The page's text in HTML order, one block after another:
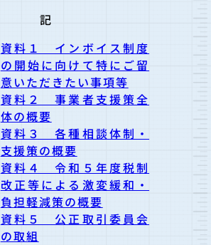
記
資料１ インボイス制度
の開始に向けて特にご留
意いただきたい事項等
資料２ 事業者支援策全
体の概要
資料３ 各種相談体制・
支援策の概要
資料４ 令和５年度税制
改正等による激変緩和・
負担軽減策の概要
資料５ 公正取引委員会
の取組